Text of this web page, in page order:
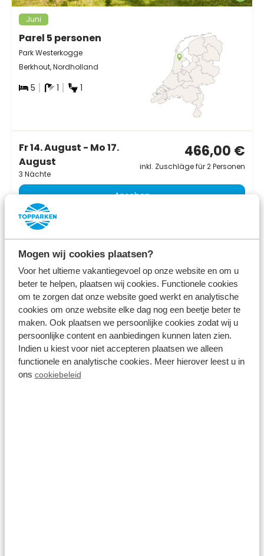
Mogen wij cookies plaatsen?
Voor het ultieme vakantiegevoel op onze website en om u
beter te helpen, plaatsen wij cookies. Functionele cookies
om te zorgen dat onze website goed werkt en analytische
cookies om onze website elke dag nog een beetje beter te
maken. Ook plaatsen we persoonlijke cookies zodat wij u
persoonlijke content en aanbiedingen kunnen laten zien.
Indien u kiest voor niet accepteren plaatsen we alleen
functionele en analytische cookies. Meer hierover leest u in
ons cookiebeleid
Juni
Parel 5 personen
Park Westerkogge
Berkhout, Nordholland
5 1 1
Fr 14. August - Mo 17.
August
3 Nächte
466,00 €
inkl. Zuschläge für 2 Personen
Ansehen
Das war Ihre Auswahl – hier kommt
die Inspiration!
Wählen Sie einen anderen Anreise- und/oder
Abreisetag oder sehen Sie sich die folgenden
Optionen an ⤵️